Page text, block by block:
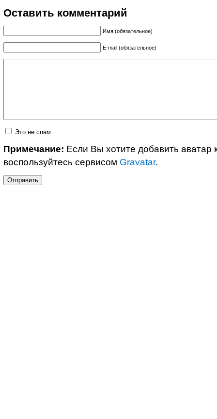
Оставить комментарий
Имя (обязательное)
E-mail (обязательное)
Это не спам
Примечание: Если Вы хотите добавить аватар
воспользуйтесь сервисом Gravatar.